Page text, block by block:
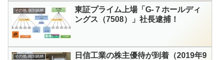
その他-個別銘柄
東証プライム上場「G-７ホールディ
ングス（7508）」社長逮捕！
その他-個別銘柄
日信工業の株主優待が到着（2019年9